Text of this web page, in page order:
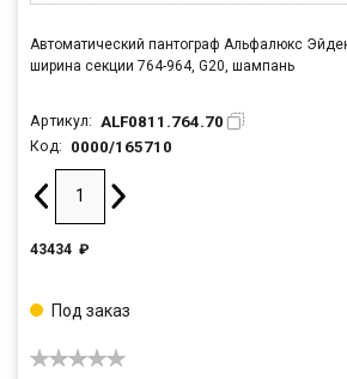
Автоматический пантограф Альфалюкс
ширина секции 764-964, G20, шампань
Артикул: ALF0811.764.70
Код: 0000/165710
43434 ₽
Под заказ